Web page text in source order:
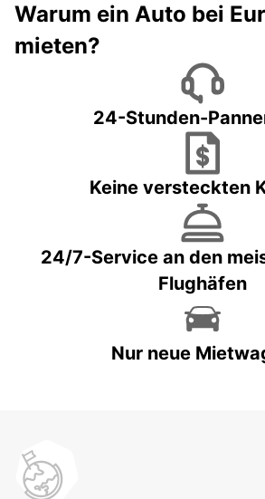
Warum ein Auto bei
mieten?
24-Stunden-
Keine versteckten
24/7-Service an den
Flughäfen
Nur neue